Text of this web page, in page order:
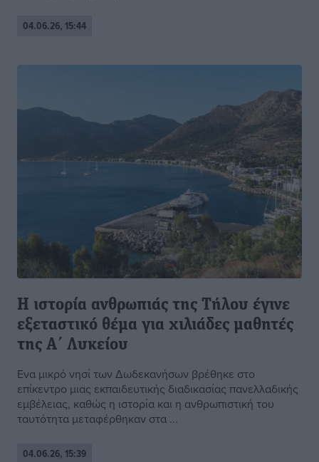
04.06.26, 15:44
Η ιστορία ανθρωπιάς της Τήλου έγινε
εξεταστικό θέμα για χιλιάδες μαθητές
της Α΄ Λυκείου
Ενα μικρό νησί των Δωδεκανήσων βρέθηκε στο
επίκεντρο μιας εκπαιδευτικής διαδικασίας πανελλαδικής
εμβέλειας, καθώς η ιστορία και η ανθρωπιστική του
ταυτότητα μεταφέρθηκαν στα ...
04.06.26, 15:39